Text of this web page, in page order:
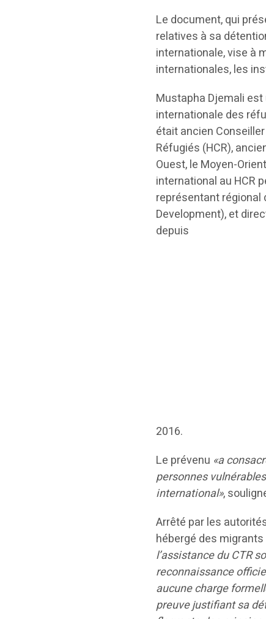
Le document, qui
relatives à sa
internationale, vise à
internationales, les
Mustapha Djemali
internationale des
était ancien
Réfugiés (HCR),
Ouest, le Moyen-
international au HCR
représentant régional
Development), et
depuis
2016.
Le prévenu «a
personnes
international»,
Arrêté par les
hébergé des
l’assistance du CTR
reconnaissance
aucune charge
preuve justifiant sa